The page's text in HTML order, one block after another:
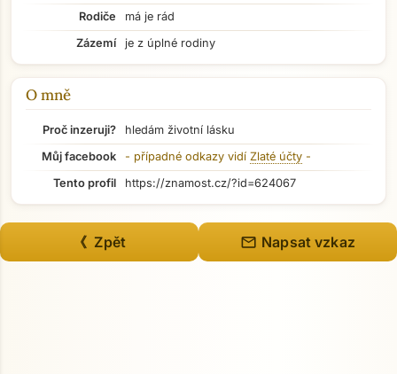
Rodiče
má je rád
Zázemí
je z úplné rodiny
O mně
Proč inzeruji?
hledám životní lásku
Můj facebook
- případné odkazy vidí Zlaté účty -
Tento profil
https://znamost.cz/?id=624067
《 Zpět mail Napsat vzkaz